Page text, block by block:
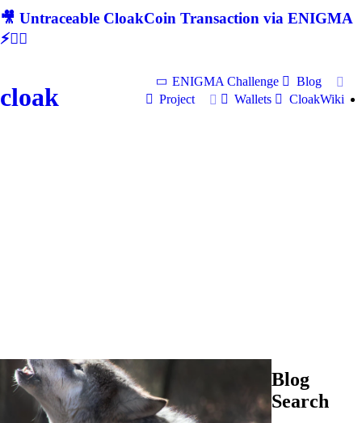
🎥 Untraceable CloakCoin Transaction via ENIGMA
⚡🕵‍♂
cloak
ENIGMA Challenge
Blog
Project
Wallets CloakWiki
Blog
Search